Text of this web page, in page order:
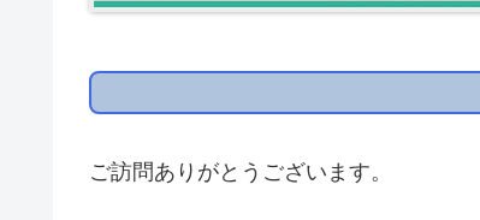
ご訪問ありがとうございます。